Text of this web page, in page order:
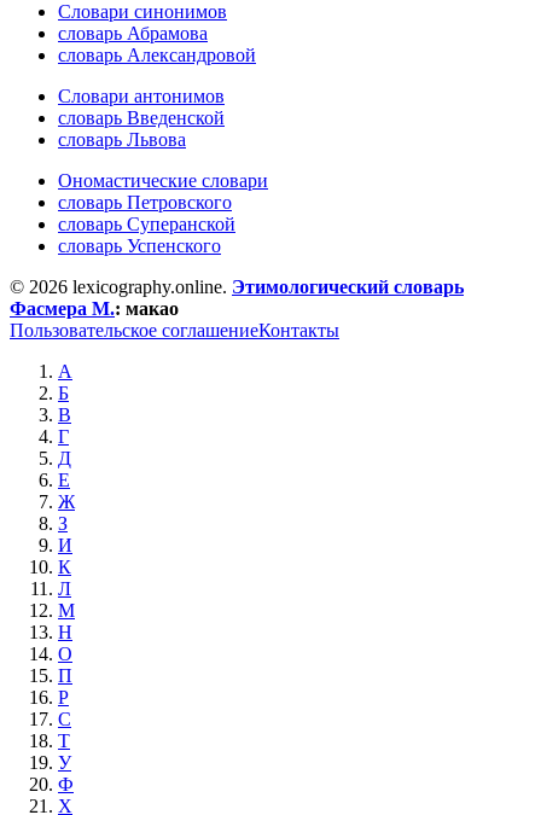
Словари синонимов
словарь Абрамова
словарь Александровой
Словари антонимов
словарь Введенской
словарь Львова
Ономастические словари
словарь Петровского
словарь Суперанской
словарь Успенского
© 2026 lexicography.online. Этимологический словарь
Фасмера М.: макао
Пользовательское соглашениеКонтакты
А
Б
В
Г
Д
Е
Ж
З
И
К
Л
М
Н
О
П
Р
С
Т
У
Ф
Х